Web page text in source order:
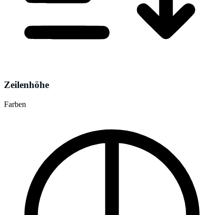
Zeilenhöhe
Farben